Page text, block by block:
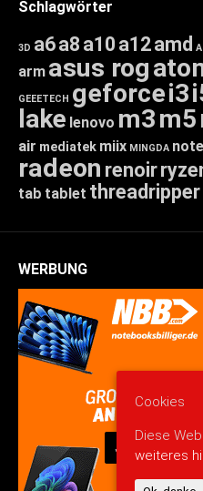
Schlagwörter
3D a6a8 a10 a12amd
arm asus rog
GEEETECH geforcei3
lake lenovo m3m5
air mediatek miix MINGDA
radeon renoir
tab tablet threadripper
WERBUNG
Cookies
Diese
weiteres